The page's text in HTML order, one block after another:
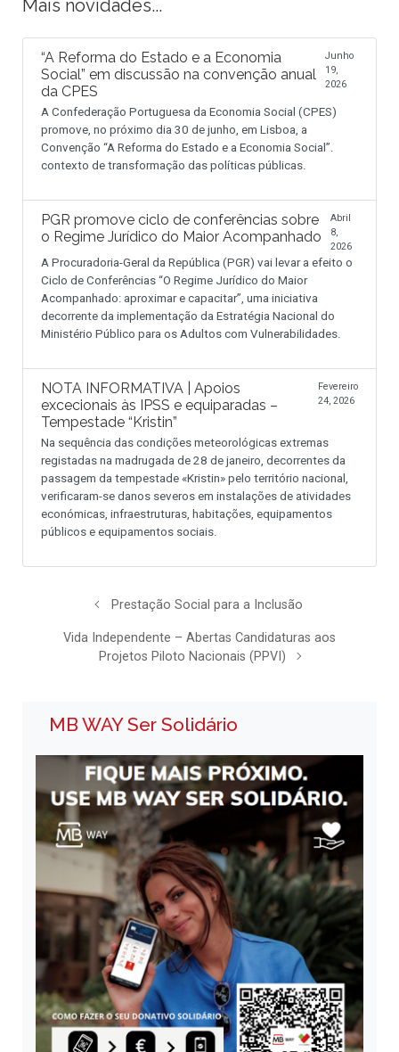
Mais novidades...
“A Reforma do Estado e a Economia
Social” em discussão na convenção anual
da CPES
Junho
19,
2026
A Confederação Portuguesa da Economia Social (CPES)
promove, no próximo dia 30 de junho, em Lisboa, a
Convenção “A Reforma do Estado e a Economia Social”.
contexto de transformação das políticas públicas.
PGR promove ciclo de conferências sobre
o Regime Jurídico do Maior Acompanhado
Abril
8,
2026
A Procuradoria-Geral da República (PGR) vai levar a efeito o
Ciclo de Conferências “O Regime Jurídico do Maior
Acompanhado: aproximar e capacitar”, uma iniciativa
decorrente da implementação da Estratégia Nacional do
Ministério Público para os Adultos com Vulnerabilidades.
NOTA INFORMATIVA | Apoios
excecionais às IPSS e equiparadas –
Tempestade “Kristin”
Fevereiro
24, 2026
Na sequência das condições meteorológicas extremas
registadas na madrugada de 28 de janeiro, decorrentes da
passagem da tempestade «Kristin» pelo território nacional,
verificaram-se danos severos em instalações de atividades
económicas, infraestruturas, habitações, equipamentos
públicos e equipamentos sociais.
Prestação Social para a Inclusão
Vida Independente – Abertas Candidaturas aos
Projetos Piloto Nacionais (PPVI)
MB WAY Ser Solidário